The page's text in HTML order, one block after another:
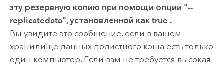
эту резервную копию при помощи опции "--
replicatedata", установленной как true .
Вы увидите это сообщение, если в вашем
хранилище данных полистного кэша есть только
один компьютер. Если вам не требуется высокая